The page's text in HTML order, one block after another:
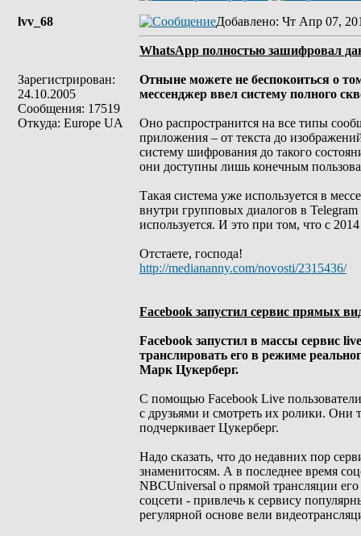
lvv_68
Зарегистрирован:
24.10.2005
Сообщения: 17519
Откуда: Europe UA
Добавлено: Чт Апр 07,
WhatsApp полностью зашифровал
Отныне можете не беспокоиться о
мессенджер ввел систему полного
Оно распространится на все типы
приложения – от текста до
систему шифрования до такого
они доступны лишь конечным
Такая система уже используется в
внутри групповых диалогов в
используется. И это при том, что с
Отстаете, господа!
http://mediananny.com/novosti/2315436/
Facebook запустил сервис прямых
Facebook запустил в массы сервис
транслировать его в режиме
Марк Цукерберг.
С помощью Facebook Live
с друзьями и смотреть их ролики.
подчеркивает Цукерберг.
Надо сказать, что до недавних пор
знаменитосям. А в последнее время
NBCUniversal о прямой трансляции
соцсети - привлечь к сервису
регулярной основе вели